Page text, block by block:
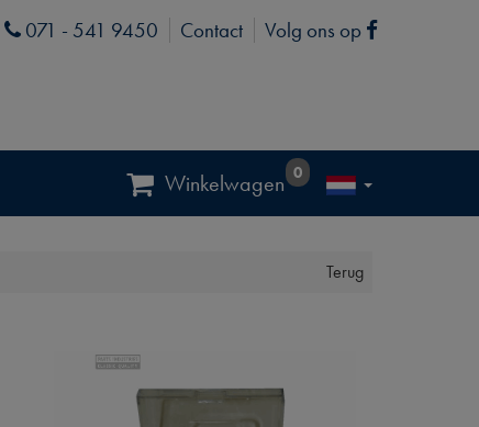
Phone
071 - 541 9450 Contact Volg ons op Facebook
Winkelwagen 0
Terug